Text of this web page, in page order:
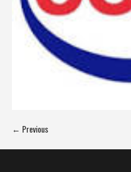
← Previous